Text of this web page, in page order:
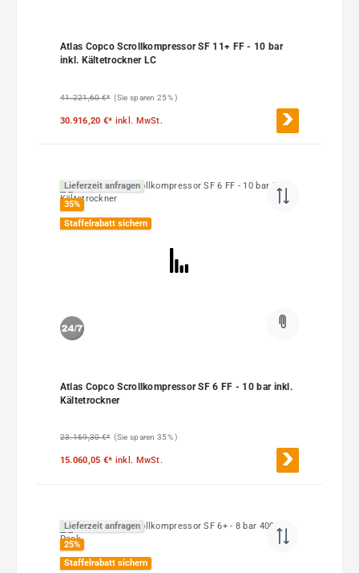
Atlas Copco Scrollkompressor SF 11+ FF - 10 bar
inkl. Kältetrockner LC
41.221,60 €* (Sie sparen 25% )
30.916,20 €* inkl. MwSt.
Lieferzeit anfragen
35%
Staffelrabatt sichern
Atlas Copco Scrollkompressor SF 6 FF - 10 bar inkl.
Kältetrockner
23.169,30 €* (Sie sparen 35% )
15.060,05 €* inkl. MwSt.
Lieferzeit anfragen
25%
Staffelrabatt sichern